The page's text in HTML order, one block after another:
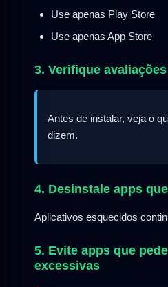
Use apenas Play Store
Use apenas App Store
3. Verifique
Antes de instalar, veja o
dizem.
4. Desinstale apps
Aplicativos esquecidos
5. Evite apps que
excessivas